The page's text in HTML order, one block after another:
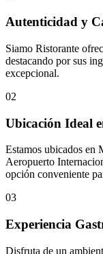
Autenticidad y
Siamo Ristorante
destacando por sus
excepcional.
02
Ubicación Ideal
Estamos ubicados en
Aeropuerto
opción conveniente
03
Experiencia
Disfruta de un